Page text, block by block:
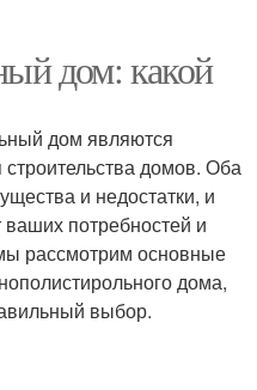
дом: какой
дом являются
домов. Оба
и недостатки, и
потребностей и
рассмотрим основные
дома,
выбор.